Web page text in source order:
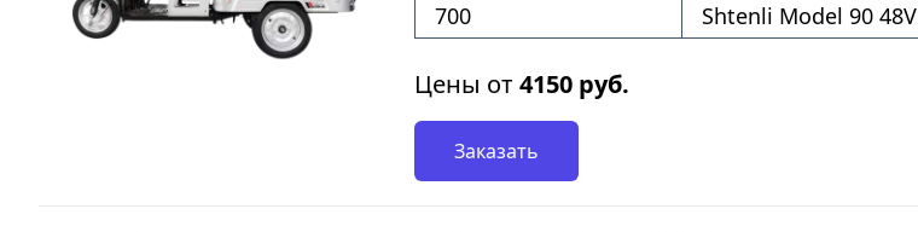
700
Shtenli Model 90 48V
Цены от4150 руб.
Заказать